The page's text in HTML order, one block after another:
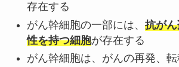
存在する
がん幹細胞の一部には、 抗が
性を持つ細胞が存在する
がん幹細胞は、がんの再発、